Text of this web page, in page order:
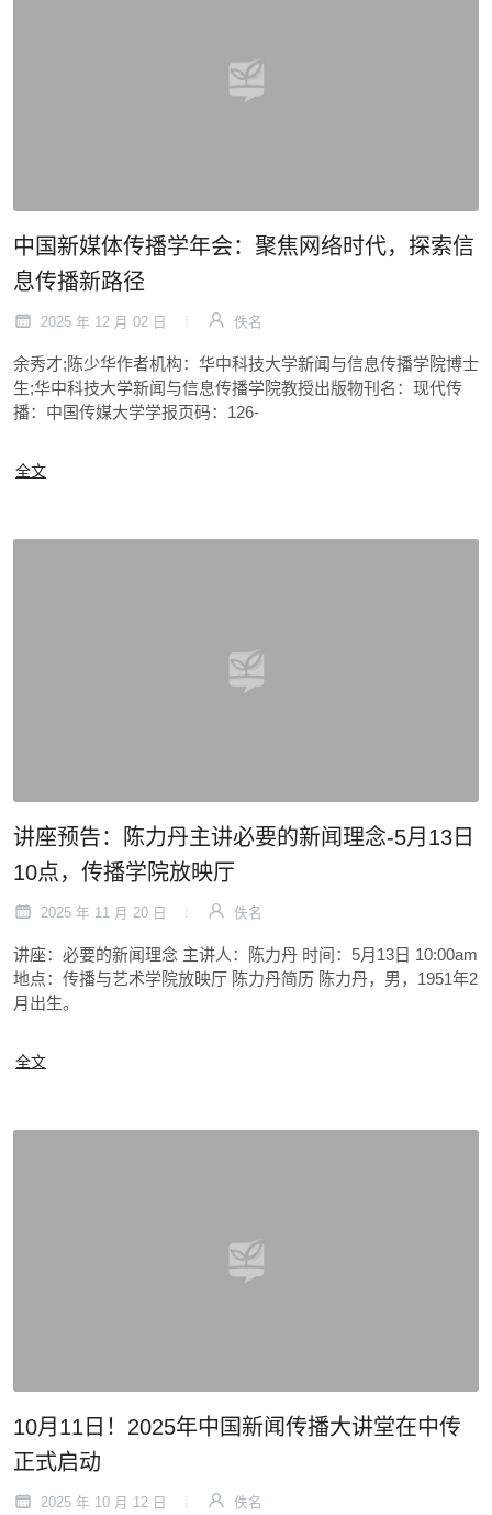
中国新媒体传播学年会：聚焦网络时代，探索信
息传播新路径
2025 年 12 月 02 日 佚名
余秀才;陈少华作者机构：华中科技大学新闻与信息传播学院博士
生;华中科技大学新闻与信息传播学院教授出版物刊名：现代传
播：中国传媒大学学报页码：126-
全文
讲座预告：陈力丹主讲必要的新闻理念-5月13日
10点，传播学院放映厅
2025 年 11 月 20 日 佚名
讲座：必要的新闻理念 主讲人：陈力丹 时间：5月13日 10:00am
地点：传播与艺术学院放映厅 陈力丹简历 陈力丹，男，1951年2
月出生。
全文
10月11日！2025年中国新闻传播大讲堂在中传
正式启动
2025 年 10 月 12 日 佚名